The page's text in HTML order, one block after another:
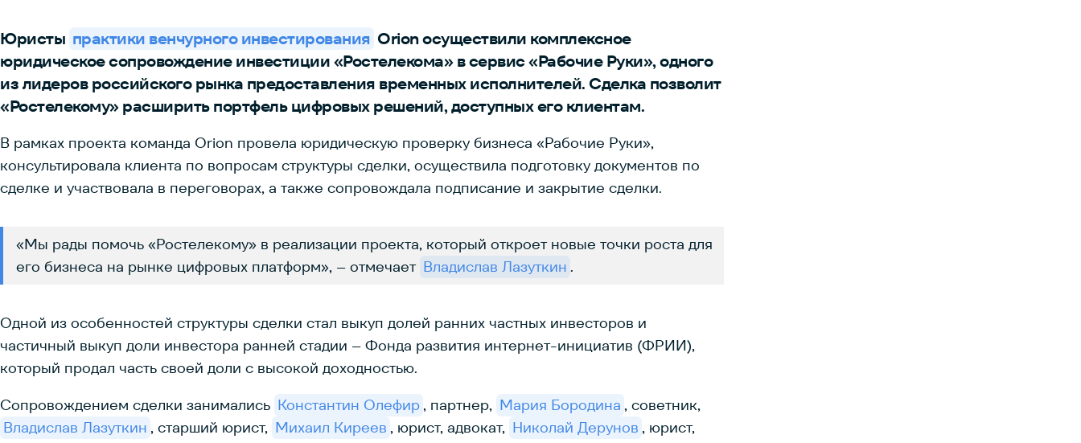
Юристы практики венчурного инвестирования Orion осуществили комплексное
юридическое сопровождение инвестиции «Ростелекома» в сервис «Рабочие Руки», одного
из лидеров российского рынка предоставления временных исполнителей. Сделка позволит
«Ростелекому» расширить портфель цифровых решений, доступных его клиентам.
В рамках проекта команда Orion провела юридическую проверку бизнеса «Рабочие Руки»,
консультировала клиента по вопросам структуры сделки, осуществила подготовку документов по
сделке и участвовала в переговорах, а также сопровождала подписание и закрытие сделки.
«Мы рады помочь «Ростелекому» в реализации проекта, который откроет новые точки роста для
его бизнеса на рынке цифровых платформ», – отмечает Владислав Лазуткин .
Одной из особенностей структуры сделки стал выкуп долей ранних частных инвесторов и
частичный выкуп доли инвестора ранней стадии – Фонда развития интернет-инициатив (ФРИИ),
который продал часть своей доли с высокой доходностью.
Сопровождением сделки занимались Константин Олефир, партнер, Мария Бородина , советник,
Владислав Лазуткин , старший юрист, Михаил Киреев , юрист, адвокат, Николай Дерунов , юрист,